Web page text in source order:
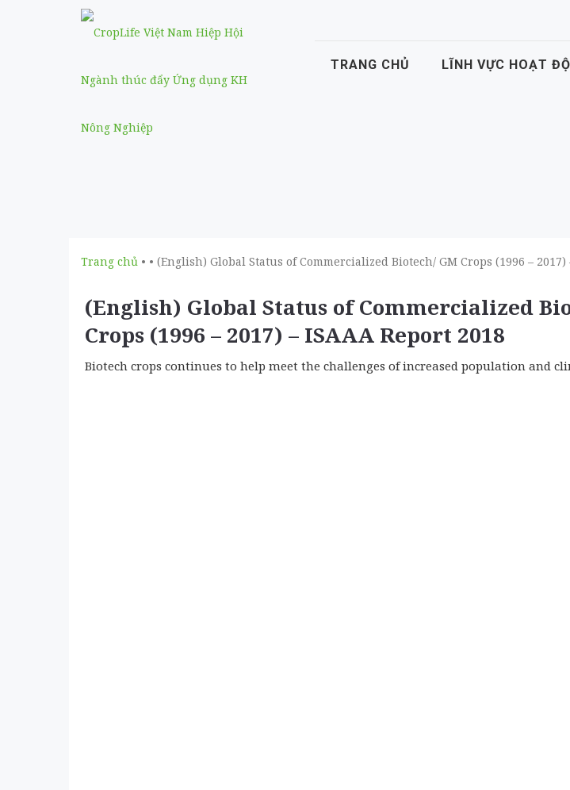
TRANG CHỦ LĨNH VỰC HOẠT
Trang chủ • • (English) Global Status of Commercialized Biotech/ GM Crops (1996 – 2017)
(English) Global Status of Commercialized
Crops (1996 – 2017) – ISAAA Report 2018
Biotech crops continues to help meet the challenges of increased population and